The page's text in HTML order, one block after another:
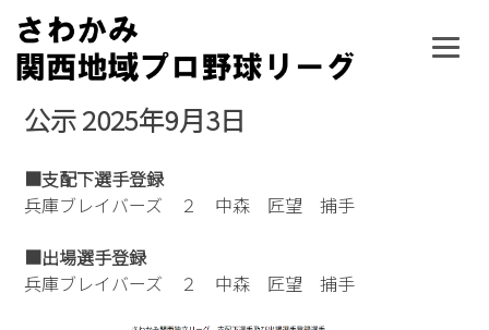
Skip
content
公示 2025年9月3日
■支配下選手登録
兵庫ブレイバーズ ２ 中森 匠望 捕手
■出場選手登録
兵庫ブレイバーズ ２ 中森 匠望 捕手